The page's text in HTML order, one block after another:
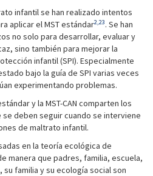
infantil se han realizado intentos
aplicar el MST estándar2,23. Se han
no solo para desarrollar, evaluar y
sino también para mejorar la
infantil (SPI). Especialmente
bajo la guía de SPI varias veces
experimentando problemas.
y la MST-CAN comparten los
deben seguir cuando se interviene
de maltrato infantil.
en la teoría ecológica de
manera que padres, familia, escuela,
familia y su ecología social son